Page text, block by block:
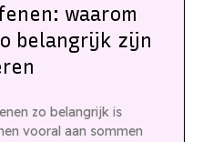
waarom
belangrijk zijn
zo belangrijk is
vooral aan sommen